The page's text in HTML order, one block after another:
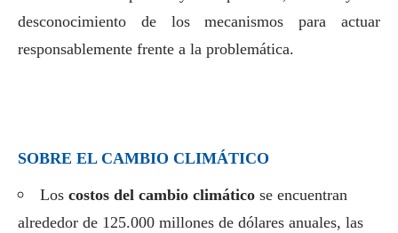
desconocimiento de los mecanismos para actuar
responsablemente frente a la problemática.
SOBRE EL CAMBIO CLIMÁTICO
Los costos del cambio climático se encuentran
alrededor de 125.000 millones de dólares anuales, las